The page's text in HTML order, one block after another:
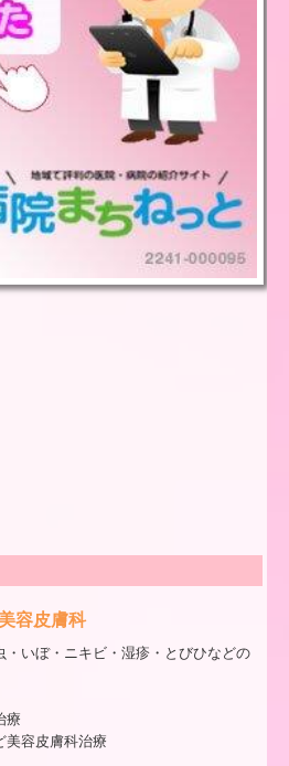
容皮膚科
・いぼ・ニキビ・湿疹・とびひなどの
療
美容皮膚科治療